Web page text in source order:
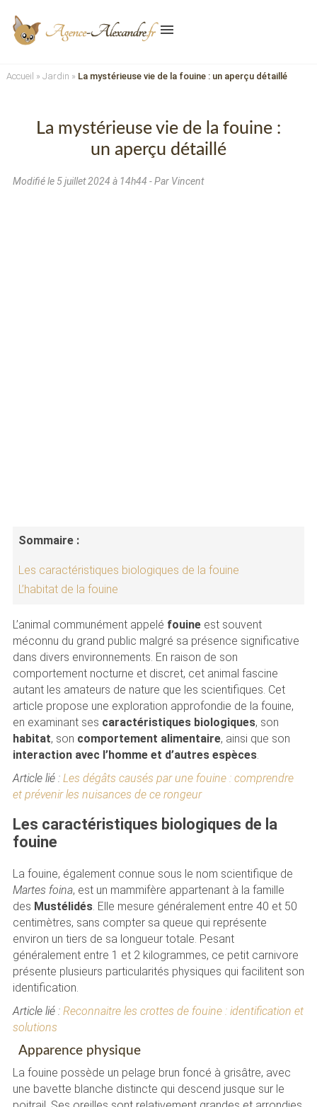
menu
Accueil » Jardin » La mystérieuse vie de la fouine : un aperçu détaillé
La mystérieuse vie de la fouine :
un aperçu détaillé
Modifié le 5 juillet 2024 à 14h44 - Par Vincent
Sommaire :
Les caractéristiques biologiques de la fouine
L’habitat de la fouine
L’animal communément appelé fouineest souvent
méconnu du grand public malgré sa présence significative
dans divers environnements. En raison de son
comportement nocturne et discret, cet animal fascine
autant les amateurs de nature que les scientifiques. Cet
article propose une exploration approfondie de la fouine,
en examinant ses caractéristiques biologiques, son
habitat, son comportement alimentaire, ainsi que son
interaction avec l’homme et d’autres espèces.
Article lié : Les dégâts causés par une fouine : comprendre
et prévenir les nuisances de ce rongeur
Les caractéristiques biologiques de la
fouine
La fouine, également connue sous le nom scientifique de
Martes foina, est un mammifère appartenant à la famille
des Mustélidés. Elle mesure généralement entre 40 et 50
centimètres, sans compter sa queue qui représente
environ un tiers de sa longueur totale. Pesant
généralement entre 1 et 2 kilogrammes, ce petit carnivore
présente plusieurs particularités physiques qui facilitent son
identification.
Article lié : Reconnaitre les crottes de fouine : identification et
solutions
Apparence physique
La fouine possède un pelage brun foncé à grisâtre, avec
une bavette blanche distincte qui descend jusque sur le